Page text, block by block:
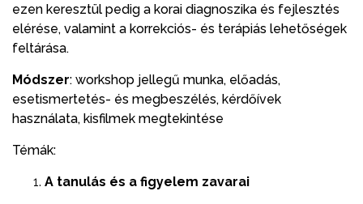
ezen keresztül pedig a korai diagnoszika és fejlesztés
elérése, valamint a korrekciós- és terápiás lehetőségek
feltárása.
Módszer: workshop jellegű munka, előadás,
esetismertetés- és megbeszélés, kérdőívek
használata, kisfilmek megtekintése
Témák:
A tanulás és a figyelem zavarai